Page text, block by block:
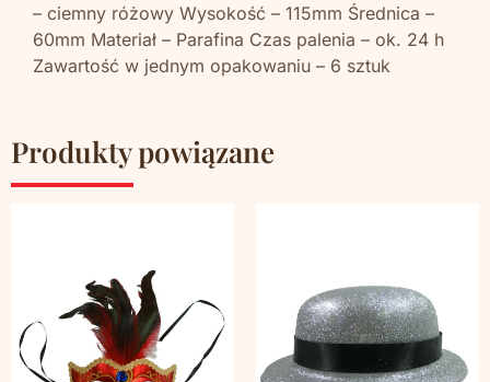
– ciemny różowy Wysokość – 115mm Średnica –
60mm Materiał – Parafina Czas palenia – ok. 24 h
Zawartość w jednym opakowaniu – 6 sztuk
Produkty powiązane